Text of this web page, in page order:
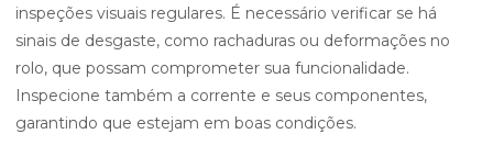
inspeções visuais regulares. É necessário verificar se há
sinais de desgaste, como rachaduras ou deformações no
rolo, que possam comprometer sua funcionalidade.
Inspecione também a corrente e seus componentes,
garantindo que estejam em boas condições.